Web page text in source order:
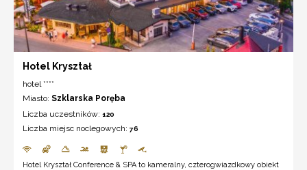
Hotel Kryształ
hotel ****
Miasto: Szklarska Poręba
Liczba uczestników: 120
Liczba miejsc noclegowych: 76
Hotel Kryształ Conference & SPA to kameralny, czterogwiazdkowy obiekt